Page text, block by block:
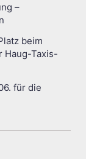
–
beim
Haug-Taxis-
für die